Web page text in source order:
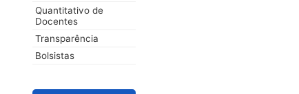
Quantitativo de
Docentes
Transparência
Bolsistas